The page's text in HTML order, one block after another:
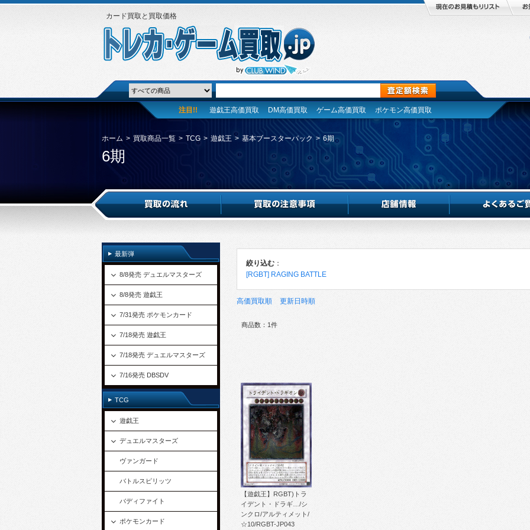
カード買取と買取価格
注目!! 遊戯王高価買取 DM高価買取 ゲーム高価買取 ポケモン高価買取
ホーム > 買取商品一覧 > TCG > 遊戯王 > 基本ブースターパック > 6期
6期
絞り込む ：
[RGBT] RAGING BATTLE
高価買取順 更新日時順
商品数：1件
【遊戯王】RGBT)トラ
イデント・ドラギ…/シ
ンクロ/アルティメット/
☆10/RGBT-JP043
最新弾
8/8発売 デュエルマスターズ
8/8発売 遊戯王
7/31発売 ポケモンカード
7/18発売 遊戯王
7/18発売 デュエルマスターズ
7/16発売 DBSDV
TCG
遊戯王
デュエルマスターズ
ヴァンガード
バトルスピリッツ
バディファイト
ポケモンカード